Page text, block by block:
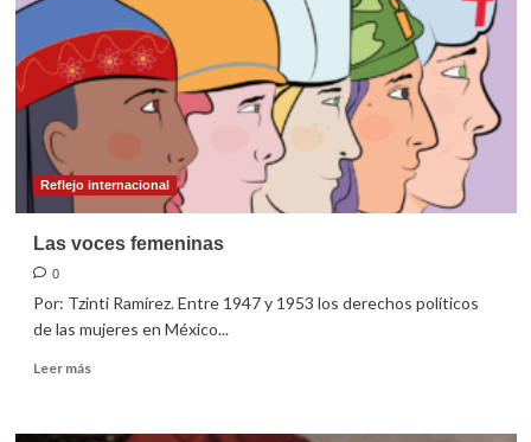
Reflejo internacional
Las voces femeninas
0
Por: Tzinti Ramírez. Entre 1947 y 1953 los derechos políticos
de las mujeres en México...
Leer másLeer
Las